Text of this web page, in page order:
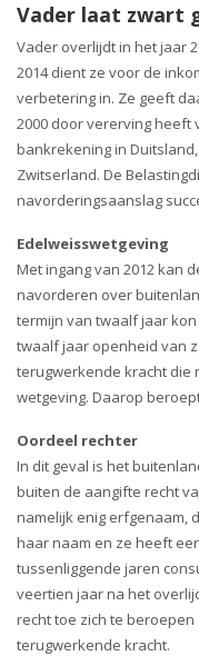
Vader laat zwart
Vader overlijdt in het jaar
2014 dient ze voor de
verbetering in. Ze geeft
2000 door vererving heeft
bankrekening in
Zwitserland. De
navorderingsaanslag
Edelweisswetgeving
Met ingang van 2012 kan
navorderen over
termijn van twaalf jaar
twaalf jaar openheid van
terugwerkende kracht die
wetgeving. Daarop
Oordeel rechter
In dit geval is het
buiten de aangifte recht
namelijk enig erfgenaam,
haar naam en ze heeft
tussenliggende jaren
veertien jaar na het
recht toe zich te
terugwerkende kracht.